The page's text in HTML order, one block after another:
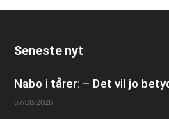
Seneste nyt
Nabo i tårer: – Det vil jo
07/08/2026